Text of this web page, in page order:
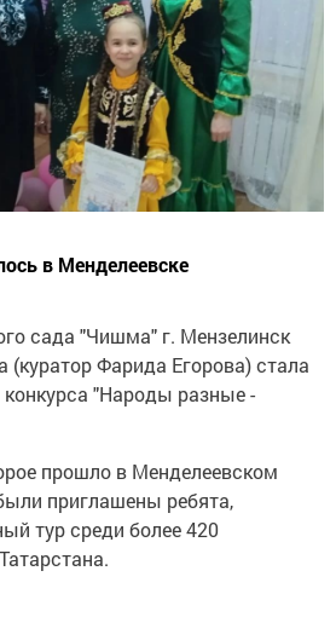
в Менделеевске
сада "Чишма" г. Мензелинск
(куратор Фарида Егорова) стала
"Народы разные -
прошло в Менделеевском
приглашены ребята,
тур среди более 420